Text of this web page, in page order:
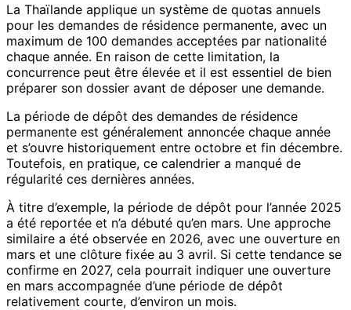
La Thaïlande applique un système de quotas annuels
pour les demandes de résidence permanente, avec un
maximum de 100 demandes acceptées par nationalité
chaque année. En raison de cette limitation, la
concurrence peut être élevée et il est essentiel de bien
préparer son dossier avant de déposer une demande.
La période de dépôt des demandes de résidence
permanente est généralement annoncée chaque année
et s’ouvre historiquement entre octobre et fin décembre.
Toutefois, en pratique, ce calendrier a manqué de
régularité ces dernières années.
À titre d’exemple, la période de dépôt pour l’année 2025
a été reportée et n’a débuté qu’en mars. Une approche
similaire a été observée en 2026, avec une ouverture en
mars et une clôture fixée au 3 avril. Si cette tendance se
confirme en 2027, cela pourrait indiquer une ouverture
en mars accompagnée d’une période de dépôt
relativement courte, d’environ un mois.